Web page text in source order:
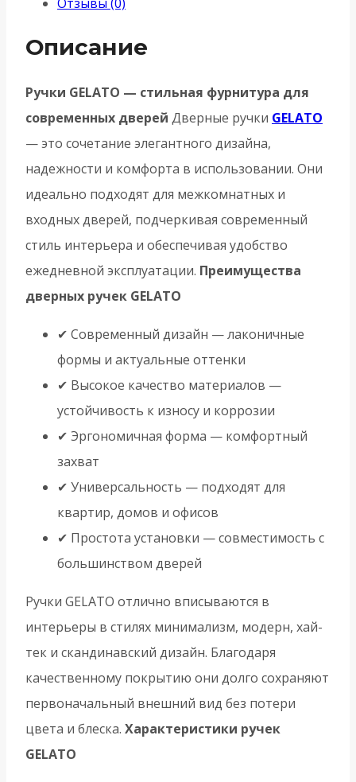
Описание
Ручки GELATO — стильная фурнитура для
современных дверей Дверные ручки GELATO
— это сочетание элегантного дизайна,
надежности и комфорта в использовании. Они
идеально подходят для межкомнатных и
входных дверей, подчеркивая современный
стиль интерьера и обеспечивая удобство
ежедневной эксплуатации. Преимущества
дверных ручек GELATO
✔ Современный дизайн — лаконичные
формы и актуальные оттенки
✔ Высокое качество материалов —
устойчивость к износу и коррозии
✔ Эргономичная форма — комфортный
захват
✔ Универсальность — подходят для
квартир, домов и офисов
✔ Простота установки — совместимость с
большинством дверей
Ручки GELATO отлично вписываются в
интерьеры в стилях минимализм, модерн, хай-
тек и скандинавский дизайн. Благодаря
качественному покрытию они долго сохраняют
первоначальный внешний вид без потери
цвета и блеска. Характеристики ручек
GELATO